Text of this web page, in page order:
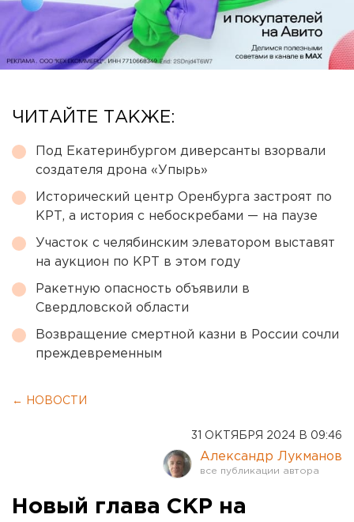
ЧИТАЙТЕ ТАКЖЕ:
Под Екатеринбургом диверсанты взорвали
создателя дрона «Упырь»
Исторический центр Оренбурга застроят по
КРТ, а история с небоскребами — на паузе
Участок с челябинским элеватором выставят
на аукцион по КРТ в этом году
Ракетную опасность объявили в
Свердловской области
Возвращение смертной казни в России сочли
преждевременным
← НОВОСТИ
31 ОКТЯБРЯ 2024 В 09:46
Александр Лукманов
Новый глава СКР на